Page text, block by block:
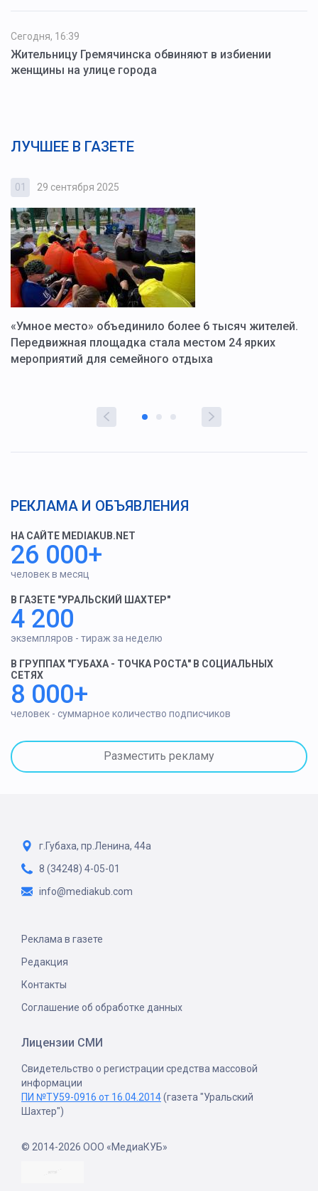
Сегодня, 16:39
Жительницу Гремячинска обвиняют в избиении
женщины на улице города
ЛУЧШЕЕ В ГАЗЕТЕ
01 29 сентября 2025
«Умное место» объединило более 6 тысяч жителей.
Передвижная площадка стала местом 24 ярких
мероприятий для семейного отдыха
РЕКЛАМА И ОБЪЯВЛЕНИЯ
НА САЙТЕ MEDIAKUB.NET
26 000+
человек в месяц
В ГАЗЕТЕ "УРАЛЬСКИЙ ШАХТЕР"
4 200
экземпляров - тираж за неделю
В ГРУППАХ "ГУБАХА - ТОЧКА РОСТА" В СОЦИАЛЬНЫХ
СЕТЯХ
8 000+
человек - суммарное количество подписчиков
Разместить рекламу
г.Губаха, пр.Ленина, 44а
8 (34248) 4-05-01
info@mediakub.com
Реклама в газете
Редакция
Контакты
Соглашение об обработке данных
Лицензии СМИ
Свидетельство о регистрации средства массовой
информации
ПИ №ТУ59-0916 от 16.04.2014(газета "Уральский
Шахтер")
© 2014-2026 ООО «МедиаКУБ»